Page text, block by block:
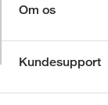
Om os
Kundesupport